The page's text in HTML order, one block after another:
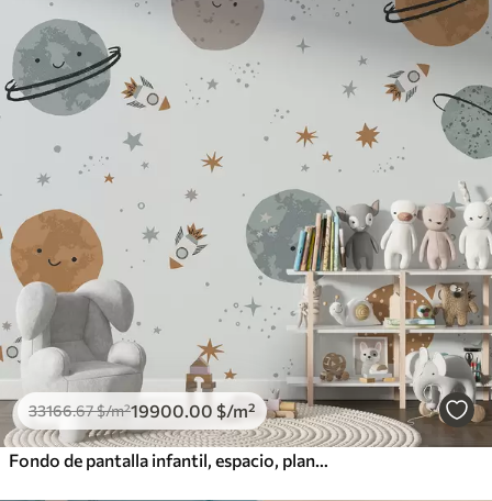
33166.67$/m²19900 .00 $/m²